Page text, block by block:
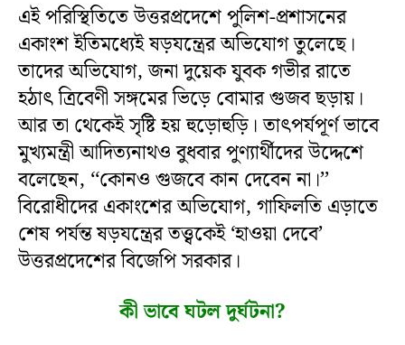
এই পরিস্থিতিতে উত্তরপ্রদেশে পুলিশ-প্রশাসনের
একাংশ ইতিমধ্যেই ষড়যন্ত্রের অভিযোগ তুলেছে।
তাদের অভিযোগ, জনা দুয়েক যুবক গভীর রাতে
হঠাৎ ত্রিবেণী সঙ্গমের ভিড়ে বোমার গুজব ছড়ায়।
আর তা থেকেই সৃষ্টি হয় হুড়োহুড়ি। তাৎপর্যপূর্ণ ভাবে
মুখ্যমন্ত্রী আদিত্যনাথও বুধবার পুণ্যার্থীদের উদ্দেশে
বলেছেন, ‘‘কোনও গুজবে কান দেবেন না।’’
বিরোধীদের একাংশের অভিযোগ, গাফিলতি এড়াতে
শেষ পর্যন্ত ষড়যন্ত্রের তত্ত্বকেই ‘হাওয়া দেবে’
উত্তরপ্রদেশের বিজেপি সরকার।
কী ভাবে ঘটল দুর্ঘটনা?